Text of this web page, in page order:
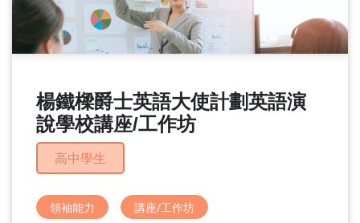
我
楊鐵樑爵士英語大使計劃英語演
說學校講座/工作坊
高中學生
領袖能力 講座/工作坊